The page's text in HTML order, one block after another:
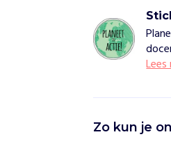
t
Zo kun je